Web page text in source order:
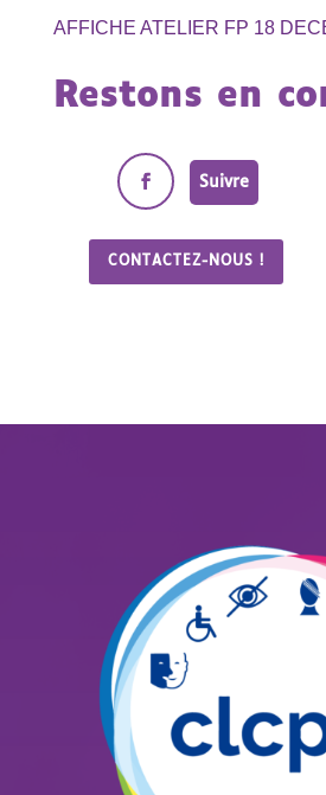
AFFICHE ATELIER FP 18
Restons en
Suivre
CONTACTEZ-NOUS !